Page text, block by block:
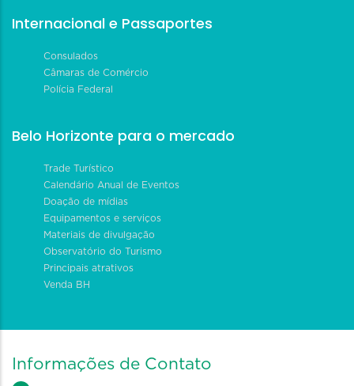
Internacional e Passaportes
Consulados
Câmaras de Comércio
Polícia Federal
Belo Horizonte para o mercado
Trade Turístico
Calendário Anual de Eventos
Doação de mídias
Equipamentos e serviços
Materiais de divulgação
Observatório do Turismo
Principais atrativos
Venda BH
Informações de Contato